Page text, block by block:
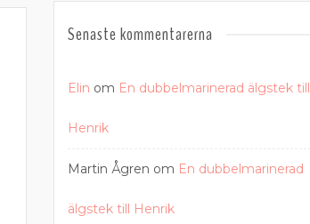
Senaste kommentarerna
Elin om En dubbelmarinerad älgstek till
Henrik
Martin Ågren om En dubbelmarinerad
älgstek till Henrik